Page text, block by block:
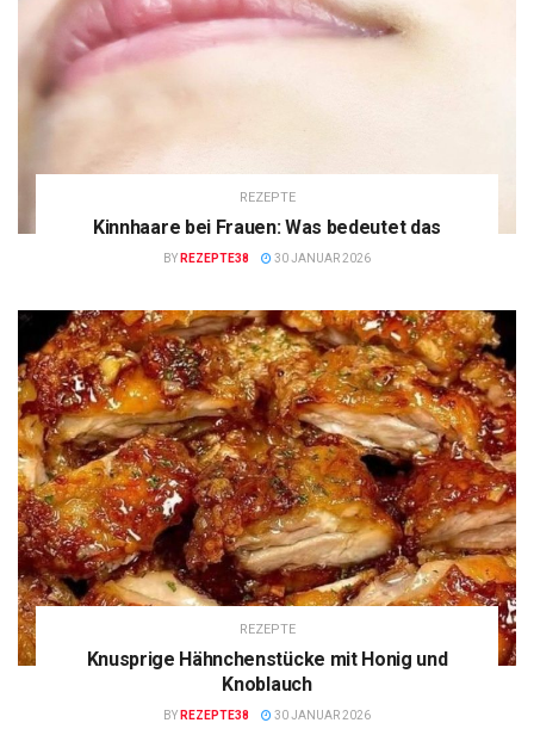
REZEPTE
Kinnhaare bei Frauen: Was bedeutet das
BY REZEPTE38 30 JANUAR 2026
REZEPTE
Knusprige Hähnchenstücke mit Honig und
Knoblauch
BY REZEPTE38 30 JANUAR 2026